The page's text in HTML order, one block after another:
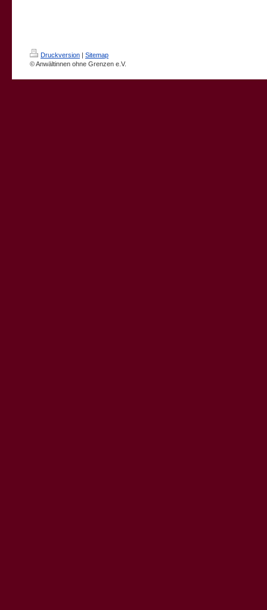
Druckversion | Sitemap
© Anwältinnen ohne Grenzen e.V.